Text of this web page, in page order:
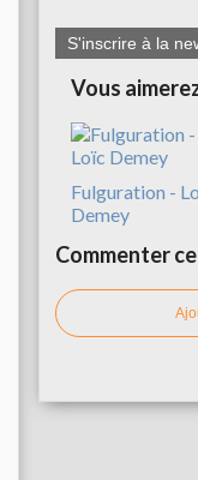
S'inscrire à la
Vous
Fulguration -
Demey
Commenter